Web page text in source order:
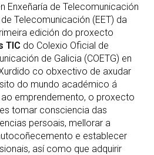
Enxeñaría de Telecomunicación
Telecomunicación (EET) da
edición do proxecto
TIC do Colexio Oficial de
de Galicia (COETG) en
co obxectivo de axudar
do mundo académico á
emprendemento, o proxecto
tomar consciencia das
persoais, mellorar a
e establecer
así como que adquirir